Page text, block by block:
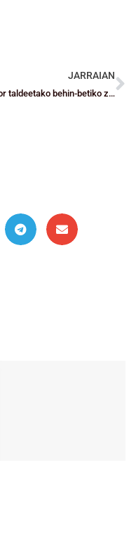
JARRAIAN
Junior taldeetako behin-betiko zerrendak